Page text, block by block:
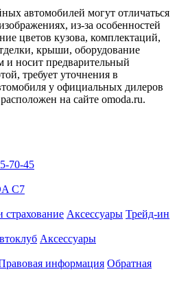
автомобилей могут отличаться
из-за особенностей
цветов кузова, комплектаций,
крыши, оборудование
носит предварительный
требует уточнения в
у официальных дилеров
на сайте omoda.ru.
70-45
C7
страхование Аксессуары Трейд-ин
Аксессуары
информация Обратная